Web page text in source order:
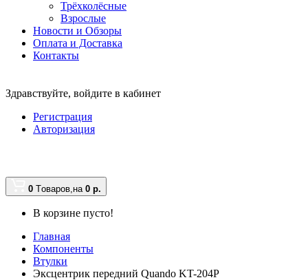
Трёхколёсные
Взрослые
Новости и Обзоры
Оплата и Доставка
Контакты
Здравствуйте, войдите в кабинет
Регистрация
Авторизация
0 Tоваров,на 0 р.
В корзине пусто!
Главная
Компоненты
Втулки
Эксцентрик передний Quando KT-204P